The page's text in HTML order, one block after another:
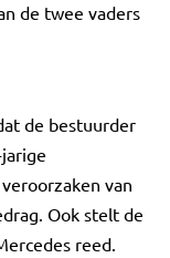
de twee vaders
de bestuurder
van
Ook stelt de
reed.